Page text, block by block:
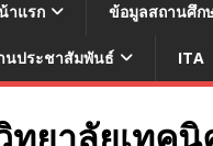
าแรก ข้อมูลสถานศึก
นประชาสัมพันธ์ ITA